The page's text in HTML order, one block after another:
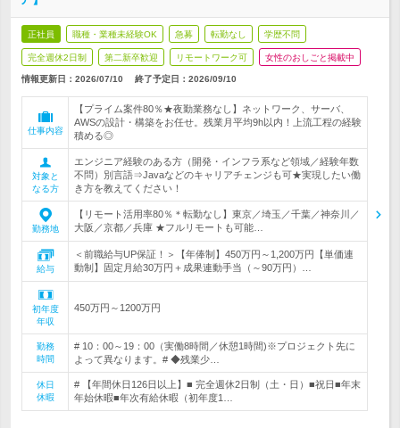
正社員 職種・業種未経験OK 急募 転勤なし 学歴不問
完全週休2日制 第二新卒歓迎 リモートワーク可 女性のおしごと掲載中
情報更新日：2026/07/10 終了予定日： 2026/09/10
仕事内容
【プライム案件80％★夜勤業務なし】ネットワーク、サーバ、
AWSの設計・構築をお任せ。残業月平均9h以内！上流工程の経験
積める◎
対象と
なる方
エンジニア経験のある方（開発・インフラ系など領域／経験年数
不問）別言語⇒Javaなどのキャリアチェンジも可★実現したい働
き方を教えてください！
勤務地
【リモート活用率80％＊転勤なし】東京／埼玉／千葉／神奈川／
大阪／京都／兵庫 ★フルリモートも可能…
給与
＜前職給与UP保証！＞【年俸制】450万円～1,200万円【単価連
動制】固定月給30万円＋成果連動手当（～90万円）…
初年度
年収
450万円～1200万円
勤務
時間
# 10：00～19：00（実働8時間／休憩1時間)※プロジェクト先に
よって異なります。# ◆残業少…
休日
休暇
# 【年間休日126日以上】■ 完全週休2日制（土・日）■祝日■年末
年始休暇■年次有給休暇（初年度1…